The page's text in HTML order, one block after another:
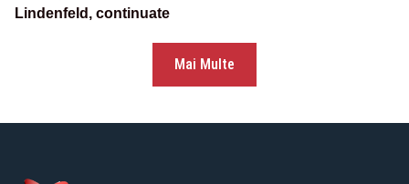
Lindenfeld, continuate
Mai Multe